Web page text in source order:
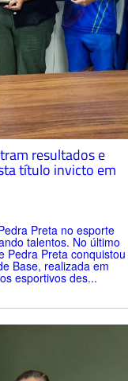
resultados e
título invicto em
Preta no esporte
talentos. No último
Pedra Preta conquistou
Base, realizada em
esportivos des...